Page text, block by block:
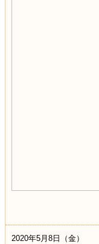
2020年5月8日（金）